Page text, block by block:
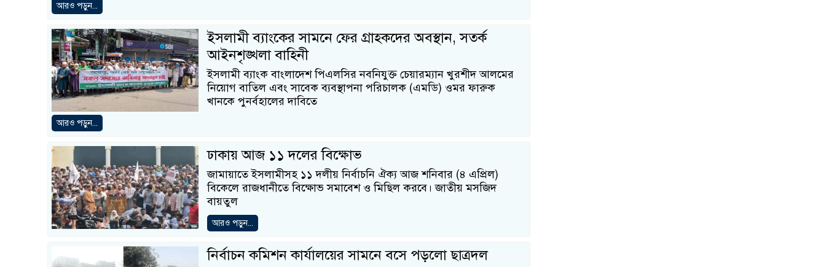
আরও পড়ুন...
ইসলামী ব্যাংকের সামনে ফের গ্রাহকদের অবস্থান, সতর্ক
আইনশৃঙ্খলা বাহিনী
ইসলামী ব্যাংক বাংলাদেশ পিএলসির নবনিযুক্ত চেয়ারম্যান খুরশীদ আলমের
নিয়োগ বাতিল এবং সাবেক ব্যবস্থাপনা পরিচালক (এমডি) ওমর ফারুক
খানকে পুনর্বহালের দাবিতে
আরও পড়ুন...
ঢাকায় আজ ১১ দলের বিক্ষোভ
জামায়াতে ইসলামীসহ ১১ দলীয় নির্বাচনি ঐক্য আজ শনিবার (৪ এপ্রিল)
বিকেলে রাজধানীতে বিক্ষোভ সমাবেশ ও মিছিল করবে। জাতীয় মসজিদ
বায়তুল
আরও পড়ুন...
নির্বাচন কমিশন কার্যালয়ের সামনে বসে পড়লো ছাত্রদল